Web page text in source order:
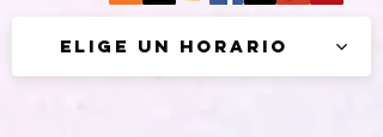
Elige un horario